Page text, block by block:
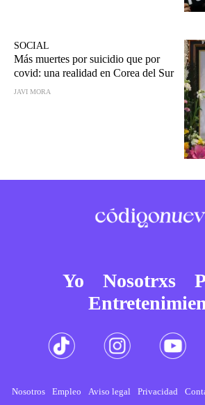
SOCIAL
Más muertes por suicidio que por
covid: una realidad en Corea del Sur
JAVI MORA
Yo Nosotrxs
Nosotros Empleo Aviso legal Privacidad